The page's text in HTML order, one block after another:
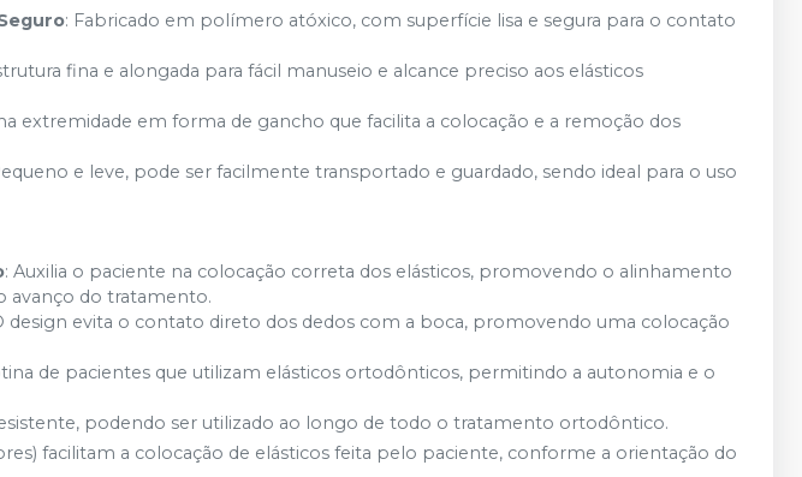
: Fabricado em polímero atóxico, com superfície lisa e segura para o contato
fina e alongada para fácil manuseio e alcance preciso aos elásticos
extremidade em forma de gancho que facilita a colocação e a remoção dos
e leve, pode ser facilmente transportado e guardado, sendo ideal para o uso
: Auxilia o paciente na colocação correta dos elásticos, promovendo o alinhamento
avanço do tratamento.
design evita o contato direto dos dedos com a boca, promovendo uma colocação
de pacientes que utilizam elásticos ortodônticos, permitindo a autonomia e o
podendo ser utilizado ao longo de todo o tratamento ortodôntico.
facilitam a colocação de elásticos feita pelo paciente, conforme a orientação do